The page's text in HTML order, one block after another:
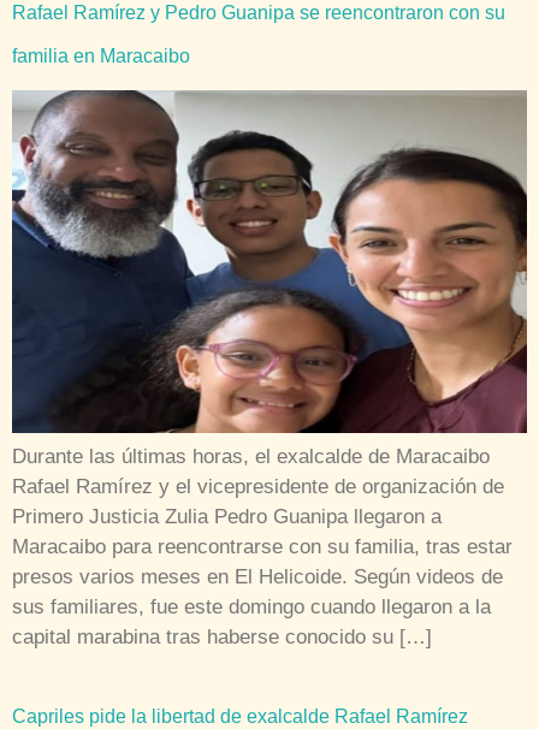
Rafael Ramírez y Pedro Guanipa se reencontraron con su
familia en Maracaibo
Durante las últimas horas, el exalcalde de Maracaibo
Rafael Ramírez y el vicepresidente de organización de
Primero Justicia Zulia Pedro Guanipa llegaron a
Maracaibo para reencontrarse con su familia, tras estar
presos varios meses en El Helicoide. Según videos de
sus familiares, fue este domingo cuando llegaron a la
capital marabina tras haberse conocido su […]
Capriles pide la libertad de exalcalde Rafael Ramírez